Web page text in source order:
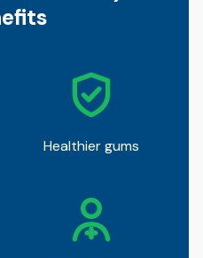
Healthier gums